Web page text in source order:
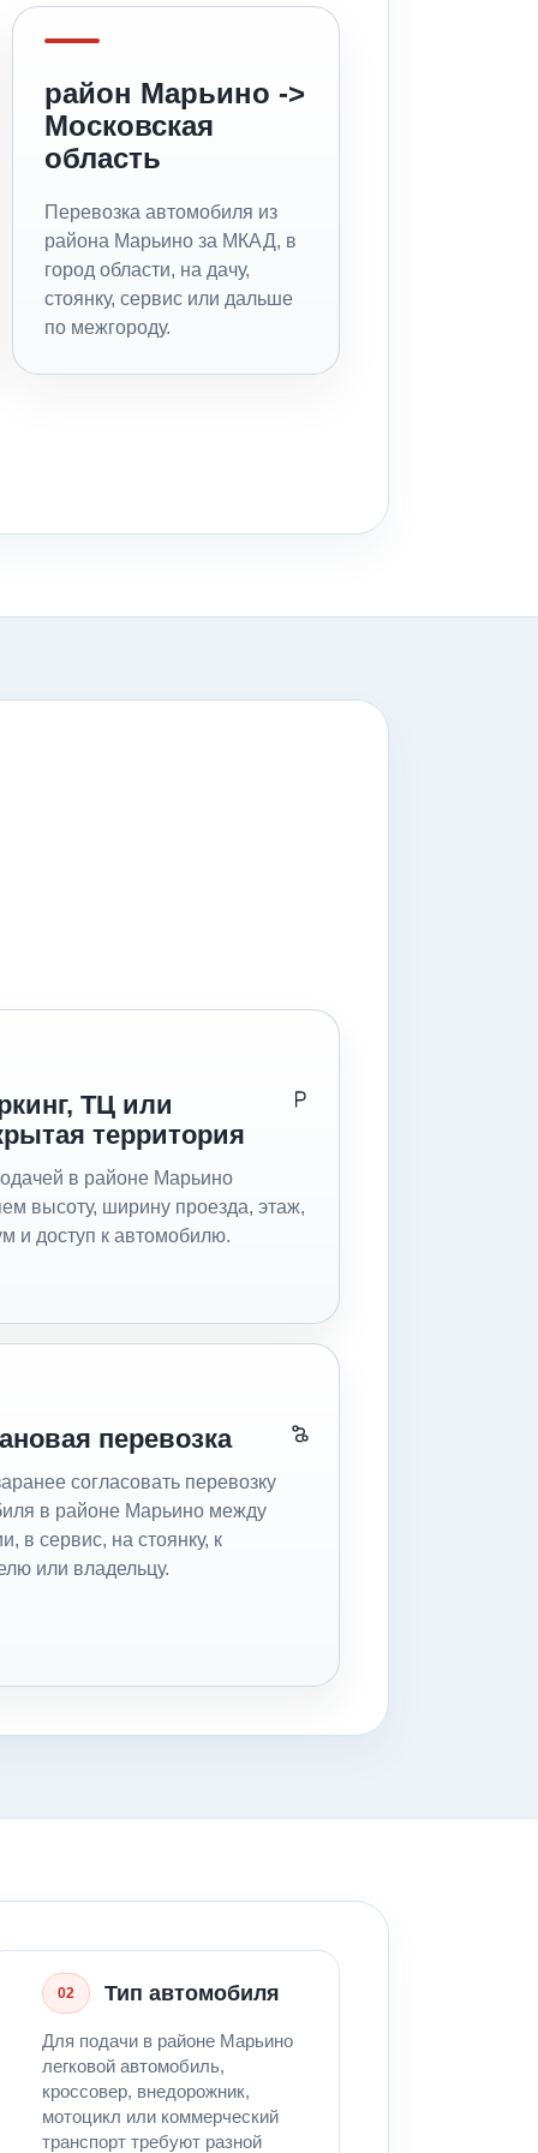
район Марьино ->
Московская
область
Перевозка автомобиля из
района Марьино за МКАД, в
город области, на дачу,
стоянку, сервис или дальше
по межгороду.
ТЦ или
территория
в районе Марьино
высоту, ширину проезда, этаж,
и доступ к автомобилю.
перевозка
согласовать перевозку
в районе Марьино между
в сервис, на стоянку, к
или владельцу.
02 Тип автомобиля
Для подачи в районе Марьино
легковой автомобиль,
кроссовер, внедорожник,
мотоцикл или коммерческий
транспорт требуют разной